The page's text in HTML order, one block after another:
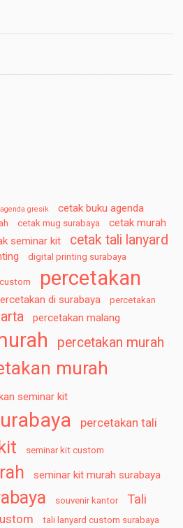
gresik cetak buku agenda
cetak mug surabaya cetak murah
seminar kit cetak tali lanyard
digital printing surabaya
percetakan
di surabaya
percetakan
percetakan malang
percetakan murah
murah
seminar kit
percetakan tali
seminar kit custom
seminar kit murah surabaya
souvenir kantor
Tali
tali lanyard custom surabaya